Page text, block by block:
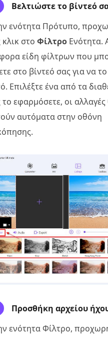
Βελτιώστε το βίντεό
ενότητα Πρότυπο,
στο Φίλτρο Ενότητα.
είδη φίλτρων που
στο βίντεό σας για να
Επιλέξτε ένα από τα
το εφαρμόσετε, οι
αυτόματα στην οθόνη
Προσθήκη αρχείου
ενότητα Φίλτρο,